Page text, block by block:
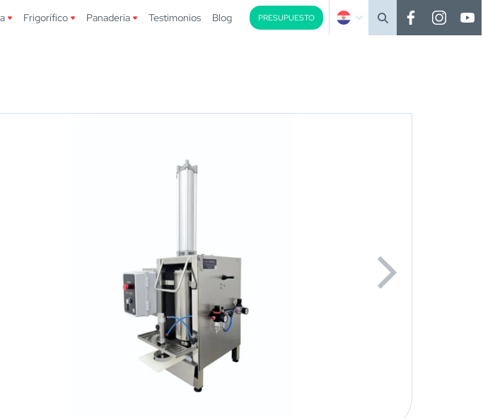
Frigorífico Panadería Testimonios Blog PRESUPUESTO